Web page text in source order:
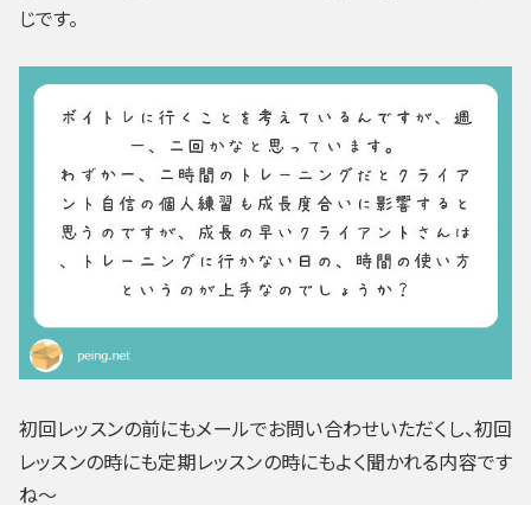
じです。
初回レッスンの前にもメールでお問い合わせいただくし、初回
レッスンの時にも定期レッスンの時にもよく聞かれる内容です
ね～